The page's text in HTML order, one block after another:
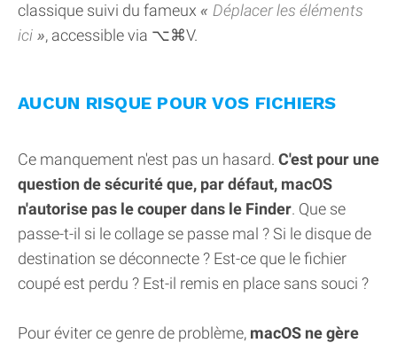
classique suivi du fameux
Déplacer les éléments
ici
, accessible via ⌥⌘V.
AUCUN RISQUE POUR VOS FICHIERS
Ce manquement n'est pas un hasard. C'est pour une
question de sécurité que, par défaut, macOS
n'autorise pas le couper dans le Finder. Que se
passe-t-il si le collage se passe mal ? Si le disque de
destination se déconnecte ? Est-ce que le fichier
coupé est perdu ? Est-il remis en place sans souci ?
Pour éviter ce genre de problème, macOS ne gère